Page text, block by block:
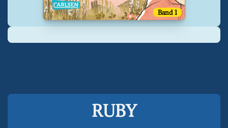
Band 1
RUBY